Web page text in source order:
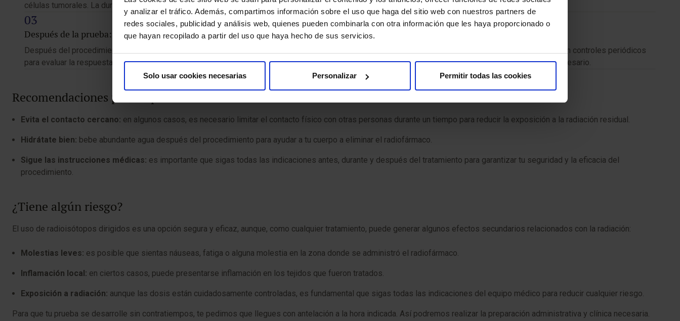
y analizar el tráfico. Además, compartimos información sobre el uso que haga del sitio web con nuestros partners de
redes sociales, publicidad y análisis web, quienes pueden combinarla con otra información que les haya proporcionado o
que hayan recopilado a partir del uso que haya hecho de sus servicios.
Solo usar cookies necesarias Personalizar Permitir todas las cookies
células tumorales. La duración del procedimiento puede variar, pero generalmente va desde unos 30 minutos hasta varias horas.
Después de la prueba:
Después del procedimiento, podrás retomar tus actividades normales, a menos que tu médico te indique lo contrario. A lo largo del tratamiento, se te harán controles periódicos
para evaluar la respuesta y detectar posibles efectos secundarios. Los resultados se revisarán con tu médico, quien ajustará el plan terapéutico si es necesario.
Recomendaciones para la prueba
Evita el contacto cercano: en algunos casos, es necesario limitar el contacto físico con otras personas durante un tiempo para reducir la exposición a la radiación residual.
Hidrátate bien: bebe abundante agua después del procedimiento para ayudar a tu cuerpo a eliminar el radiofármaco.
Sigue las instrucciones médicas: es importante que sigas todas las indicaciones antes, durante y después del tratamiento para garantizar tu seguridad y la eficacia del
procedimiento.
¿Tiene algún riesgo?
El uso de radioisótopos dirigidos es una opción segura y eficaz, aunque, como cualquier tratamiento, puede generar algunos efectos secundarios relacionados con la radiación:
Molestias leves: es posible que sientas náuseas, fatiga o alguna molestia en la zona donde se administró el radiofármaco.
Inflamación local: en ciertos casos, puede presentarse inflamación en los tejidos que fueron tratados.
Exposición a radiación: aunque las dosis están cuidadosamente controladas, es fundamental que sigas todas las indicaciones del equipo médico para reducir cualquier riesgo.
Para que tu prueba se desarrolle sin contratiempos, te pedimos que llegues con antelación a la hora indicada. Así podremos realizar la preparación administrativa y clínica necesaria.